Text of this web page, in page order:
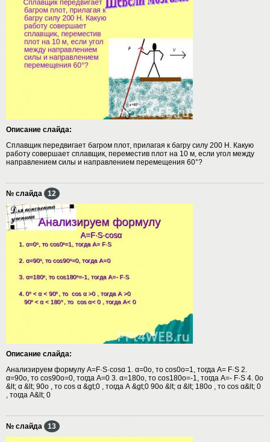
Описание слайда:
Сплавщик передвигает багром плот, прилагая к багру силу 200 Н. Какую
работу совершает сплавщик, переместив плот на 10 м, если угол между
направлением силы и направлением перемещения 60°?
№ слайда 12
Описание слайда:
Анализируем формулу A=F·S·cosα 1. α=0о, то cos0о=1, тогда А= F·S 2.
α=90о, то cos90о=0, тогда А=0 3. α=180о, то cos180о=-1, тогда А=- F·S 4. 0о
&lt; α &lt; 90о , то cos α &gt;0 , тогда А &gt;0 90о &lt; α &lt; 180о , то cos α&lt; 0
, тогда А&lt; 0
№ слайда 13